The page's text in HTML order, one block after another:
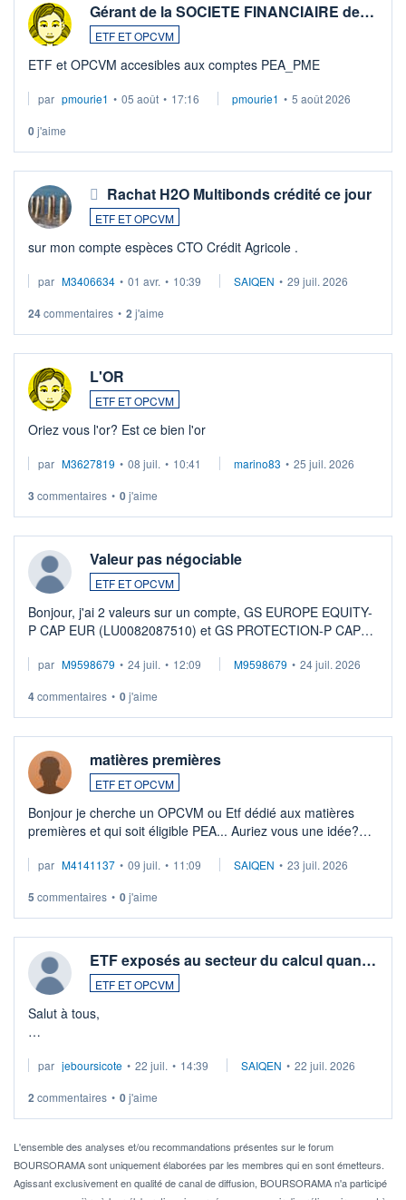
Gérant de la SOCIETE FINANCIAIRE de…
ETF ET OPCVM
ETF et OPCVM accesibles aux comptes PEA_PME
par pmourie1 • 05 août • 17:16 pmourie1 • 5 août 2026
0j'aime
Rachat H2O Multibonds crédité ce jour
ETF ET OPCVM
sur mon compte espèces CTO Crédit Agricole .
par M3406634 • 01 avr. • 10:39 SAIQEN • 29 juil. 2026
24commentaires • 2 j'aime
L'OR
ETF ET OPCVM
Oriez vous l'or? Est ce bien l'or
par M3627819 • 08 juil. • 10:41 marino83 • 25 juil. 2026
3 commentaires • 0j'aime
Valeur pas négociable
ETF ET OPCVM
Bonjour, j'ai 2 valeurs sur un compte, GS EUROPE EQUITY-
P CAP EUR (LU0082087510) et GS PROTECTION-P CAP
veux procéder à la vente, on me signale ...
par M9598679 • 24 juil. • 12:09 M9598679 • 24 juil. 2026
4commentaires • 0j'aime
matières premières
ETF ET OPCVM
Bonjour je cherche un OPCVM ou Etf dédié aux matières
premières et qui soit éligible PEA... Auriez vous une idée?
par M4141137 • 09 juil. • 11:09 SAIQEN • 23 juil. 2026
5 commentaires • 0j'aime
ETF exposés au secteur du calcul quan…
ETF ET OPCVM
Salut à tous,
via un ETF plutôt que des actions individuelles.
Idéalement, je voudrais qu'il soit éligible au PEA.
Pour l' ...
par jeboursicote • 22 juil. • 14:39 SAIQEN • 22 juil. 2026
2 commentaires • 0j'aime
L'ensemble des analyses et/ou recommandations présentes sur le forum
BOURSORAMA sont uniquement élaborées par les membres qui en sont émetteurs.
Agissant exclusivement en qualité de canal de diffusion, BOURSORAMA n'a participé